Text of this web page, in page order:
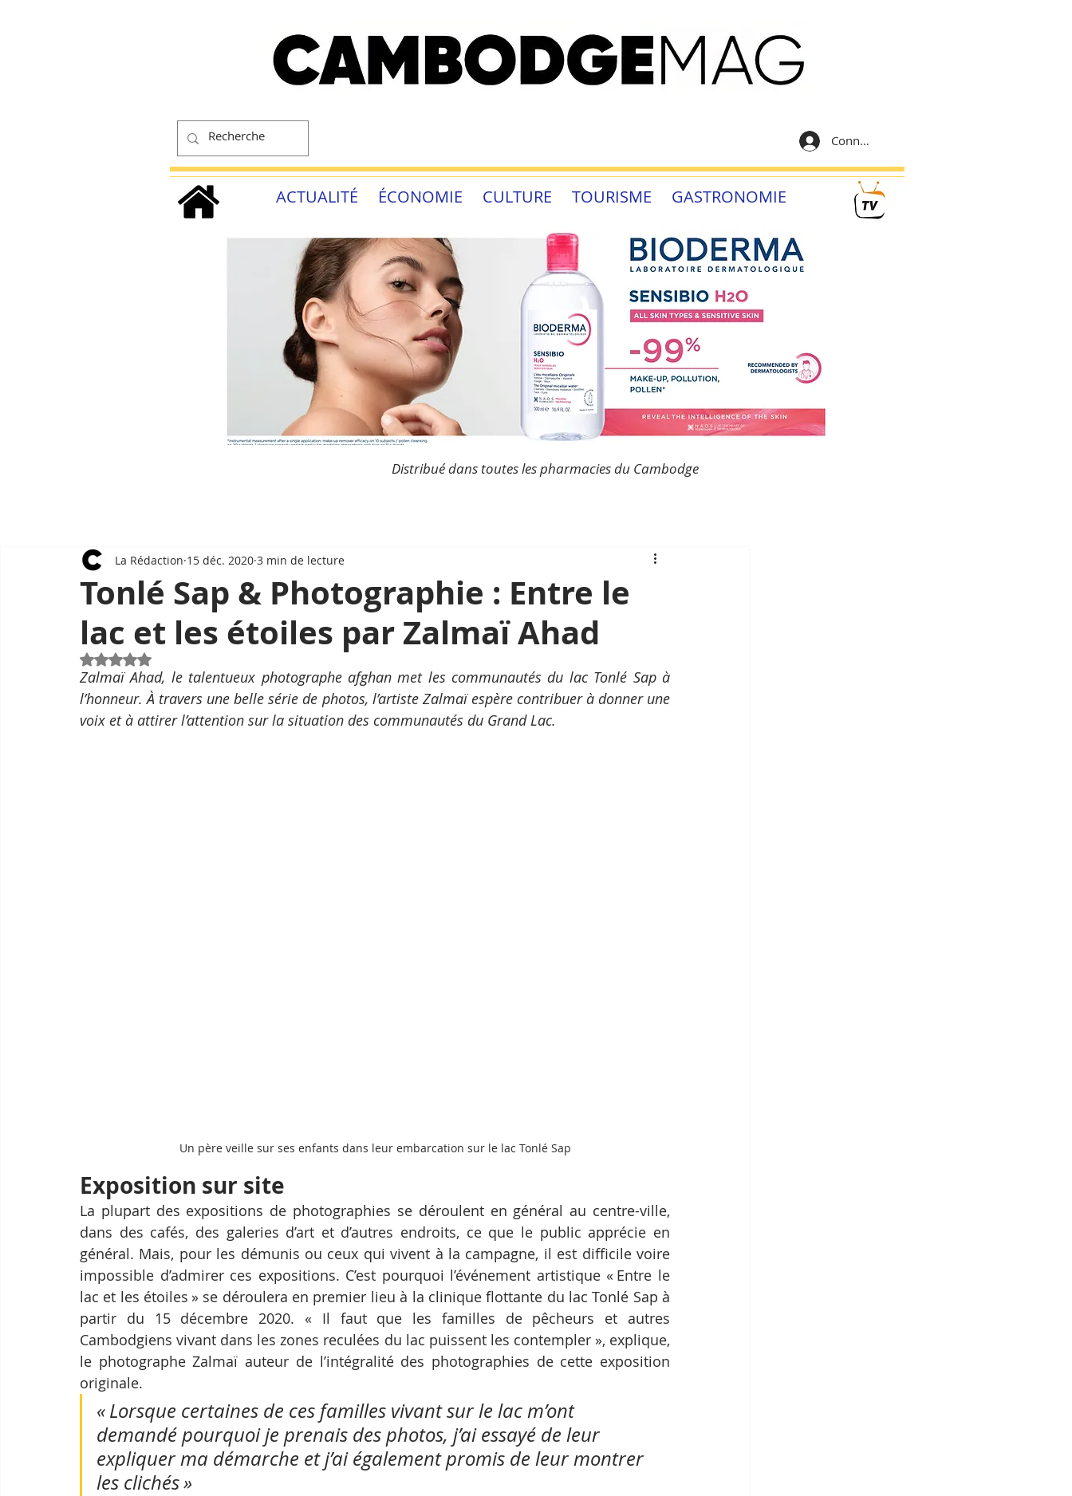
Connexion
ACTUALITÉ ÉCONOMIE CULTURE TOURISME GASTRONOMIE
Distribué dans toutes les pharmacies du Cambodge
Tonlé Sap & Photographie : Entre le
lac et les étoiles par Zalmaï Ahad
La Rédaction 15 déc. 2020 3 min de lecture
Noté NaN étoiles sur 5.
Zalmaï Ahad, le talentueux photographe afghan met les communautés du lac Tonlé Sap à
l’honneur. À travers une belle série de photos, l’artiste Zalmaï espère contribuer à donner une
voix et à attirer l’attention sur la situation des communautés du Grand Lac.
Un père veille sur ses enfants dans leur embarcation sur le lac Tonlé Sap
Exposition sur site
La plupart des expositions de photographies se déroulent en général au centre-ville,
dans des cafés, des galeries d’art et d’autres endroits, ce que le public apprécie en
général. Mais, pour les démunis ou ceux qui vivent à la campagne, il est difficile voire
impossible d’admirer ces expositions. C’est pourquoi l’événement artistique « Entre le
lac et les étoiles » se déroulera en premier lieu à la clinique flottante du lac Tonlé Sap à
partir du 15 décembre 2020. « Il faut que les familles de pêcheurs et autres
Cambodgiens vivant dans les zones reculées du lac puissent les contempler », explique,
le photographe Zalmaï auteur de l’intégralité des photographies de cette exposition
originale.
« Lorsque certaines de ces familles vivant sur le lac m’ont
demandé pourquoi je prenais des photos, j’ai essayé de leur
expliquer ma démarche et j’ai également promis de leur montrer
les clichés »